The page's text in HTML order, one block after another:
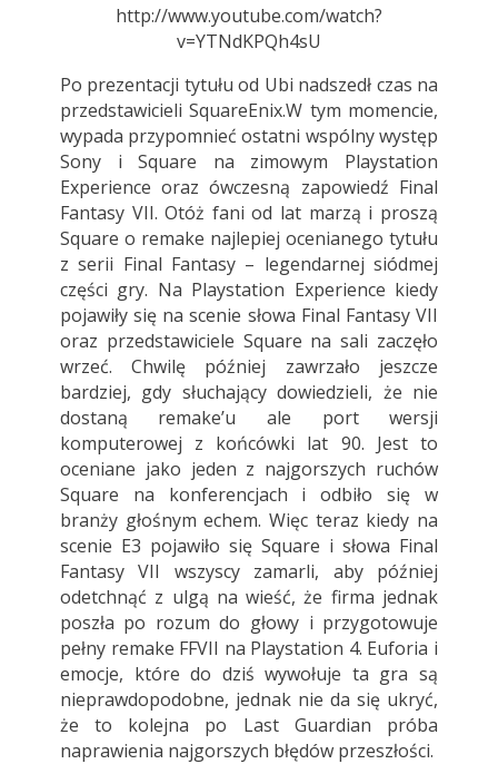
http://www.youtube.com/watch?
v=YTNdKPQh4sU
Po prezentacji tytułu od Ubi nadszedł czas na
przedstawicieli SquareEnix.W tym momencie,
wypada przypomnieć ostatni wspólny występ
Sony i Square na zimowym Playstation
Experience oraz ówczesną zapowiedź Final
Fantasy VII. Otóż fani od lat marzą i proszą
Square o remake najlepiej ocenianego tytułu
z serii Final Fantasy – legendarnej siódmej
części gry. Na Playstation Experience kiedy
pojawiły się na scenie słowa Final Fantasy VII
oraz przedstawiciele Square na sali zaczęło
wrzeć. Chwilę później zawrzało jeszcze
bardziej, gdy słuchający dowiedzieli, że nie
dostaną remake’u ale port wersji
komputerowej z końcówki lat 90. Jest to
oceniane jako jeden z najgorszych ruchów
Square na konferencjach i odbiło się w
branży głośnym echem. Więc teraz kiedy na
scenie E3 pojawiło się Square i słowa Final
Fantasy VII wszyscy zamarli, aby później
odetchnąć z ulgą na wieść, że firma jednak
poszła po rozum do głowy i przygotowuje
pełny remake FFVII na Playstation 4. Euforia i
emocje, które do dziś wywołuje ta gra są
nieprawdopodobne, jednak nie da się ukryć,
że to kolejna po Last Guardian próba
naprawienia najgorszych błędów przeszłości.